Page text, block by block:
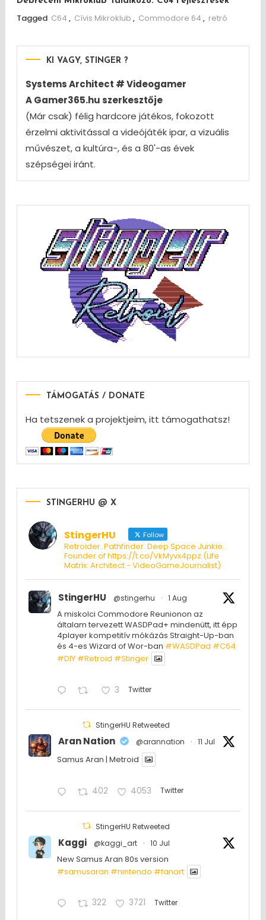
Tagged C64 , Cívis Mikroklub , Commodore 64 , retró
KI VAGY, STINGER ?
Systems Architect # Videogamer
A Gamer365.hu szerkesztője
(Már csak) félig hardcore játékos, fokozott
érzelmi aktivitással a videójáték ipar, a vizuális
művészet, a kultúra-, és a 80'-as évek
szépségei iránt.
TÁMOGATÁS / DONATE
Ha tetszenek a projektjeim, itt támogathatsz!
STINGERHU @ X
StingerHU Follow
Retroider. Pathfinder. Deep Space Junkie.
Founder of https://t.co/VkMyvx4ppz (Life
Matrix: Architect - VideoGameJournalist)
StingerHU @stingerhu · 1 Aug
A miskolci Commodore Reunionon az
általam tervezett WASDPad+ mindenütt, itt épp
4player kompetitív mókázás Straight-Up-ban
és 4-es Wizard of Wor-ban #WASDPad #C64
#DIY #Retroid #Stinger
3 Twitter
StingerHU Retweeted
Aran Nation @arannation · 11 Jul
Samus Aran | Metroid
402 4053 Twitter
StingerHU Retweeted
Kaggi @kaggi_art · 10 Jul
New Samus Aran 80s version
#samusaran #nintendo #fanartㅤㅤㅤㅤ
322 3721 Twitter